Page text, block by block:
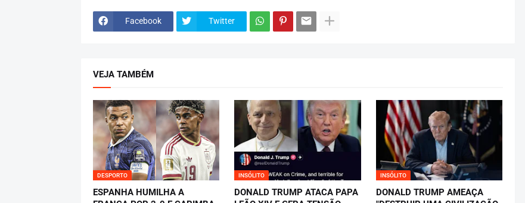
Facebook Twitter
VEJA TAMBÉM
DESPORTO
ESPANHA HUMILHA A
INSÓLITO
DONALD TRUMP ATACA PAPA
INSÓLITO
DONALD TRUMP AMEAÇA